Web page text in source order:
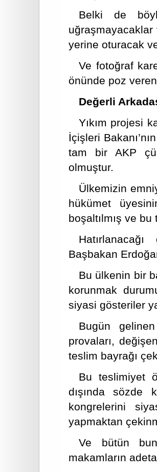
Belki de
uğraşmayacaklar
yerine oturacak
Ve fotoğraf
önünde poz
Değerli
Yıkım projesi
İçişleri
tam bir AKP
olmuştur.
Ülkemizin
hükümet
boşaltılmış ve
Başbakan
Bu ülkenin bir
korunmak
siyasi gösteriler
Bugün
provaları,
teslim bayrağı
Bu teslimiyet
dışında sözde
kongrelerini
yapmaktan
Ve bütün
makamların